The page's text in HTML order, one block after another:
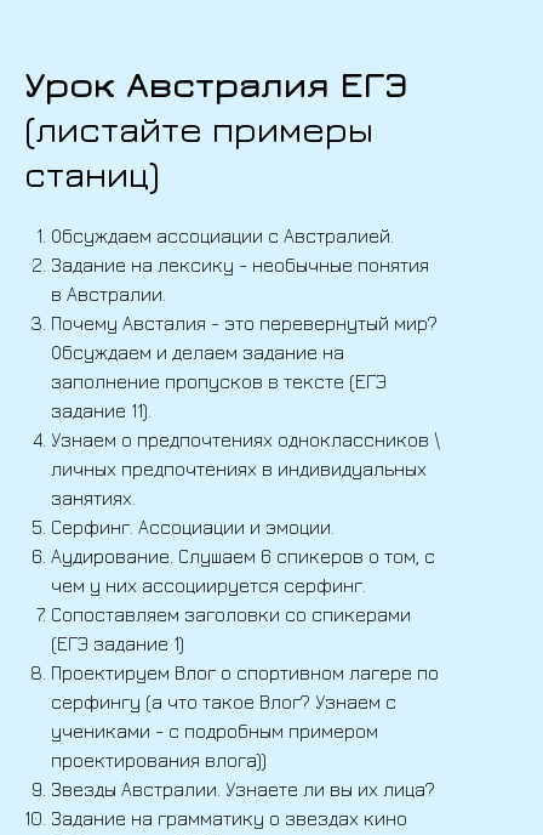
Урок Австралия ЕГЭ
(листайте примеры
станиц)
Обсуждаем ассоциации с Австралией.
Задание на лексику - необычные понятия
в Австралии.
Почему Австалия - это перевернутый мир?
Обсуждаем и делаем задание на
заполнение пропусков в тексте (ЕГЭ
задание 11).
Узнаем о предпочтениях одноклассников \
личных предпочтениях в индивидуальных
занятиях.
Серфинг. Ассоциации и эмоции.
Аудирование. Слушаем 6 спикеров о том, с
чем у них ассоциируется серфинг.
Сопоставляем заголовки со спикерами
(ЕГЭ задание 1)
Проектируем Влог о спортивном лагере по
серфингу (а что такое Влог? Узнаем с
учениками - с подробным примером
проектирования влога))
Звезды Австралии. Узнаете ли вы их лица?
Задание на грамматику о звездах кино